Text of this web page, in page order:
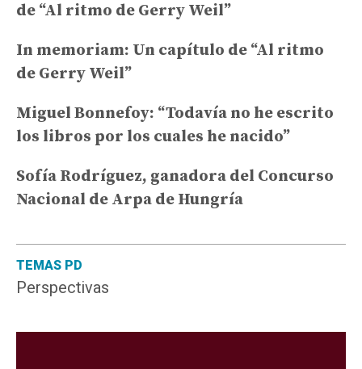
TEMAS PD
Perspectivas
de “Al ritmo de Gerry Weil”
In memoriam: Un capítulo de “Al ritmo
de Gerry Weil”
Miguel Bonnefoy: “Todavía no he escrito
los libros por los cuales he nacido”
Sofía Rodríguez, ganadora del Concurso
Nacional de Arpa de Hungría